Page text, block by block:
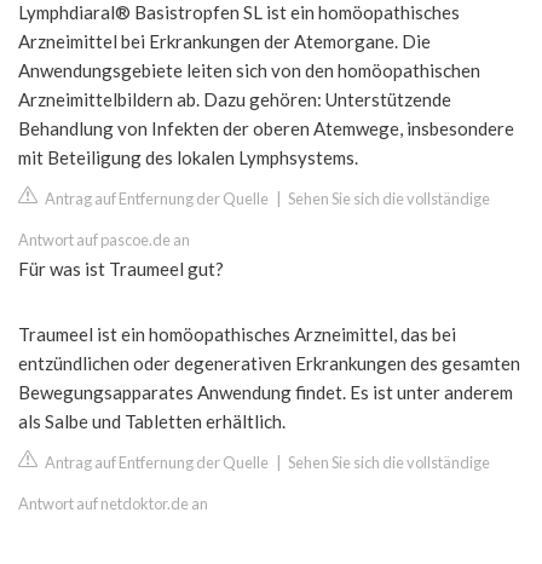
Lymphdiaral® Basistropfen SL ist ein homöopathisches
Arzneimittel bei Erkrankungen der Atemorgane. Die
Anwendungsgebiete leiten sich von den homöopathischen
Arzneimittelbildern ab. Dazu gehören: Unterstützende
Behandlung von Infekten der oberen Atemwege, insbesondere
mit Beteiligung des lokalen Lymphsystems.
Antrag auf Entfernung der Quelle Sehen Sie sich die vollständige
Antwort auf pascoe.de an
Für was ist Traumeel gut?
Traumeel ist ein homöopathisches Arzneimittel, das bei
entzündlichen oder degenerativen Erkrankungen des gesamten
Bewegungsapparates Anwendung findet. Es ist unter anderem
als Salbe und Tabletten erhältlich.
Antrag auf Entfernung der Quelle Sehen Sie sich die vollständige
Antwort auf netdoktor.de an